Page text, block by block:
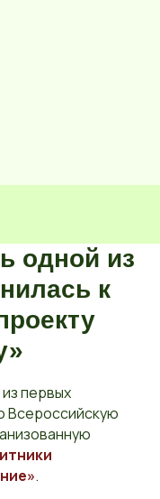
одной из
к
первых
Всероссийскую
.